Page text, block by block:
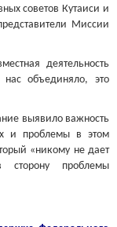
советов Кутаиси и
Миссии
деятельность
объединяло, это
выявило важность
и проблемы в этом
«никому не дает
сторону проблемы